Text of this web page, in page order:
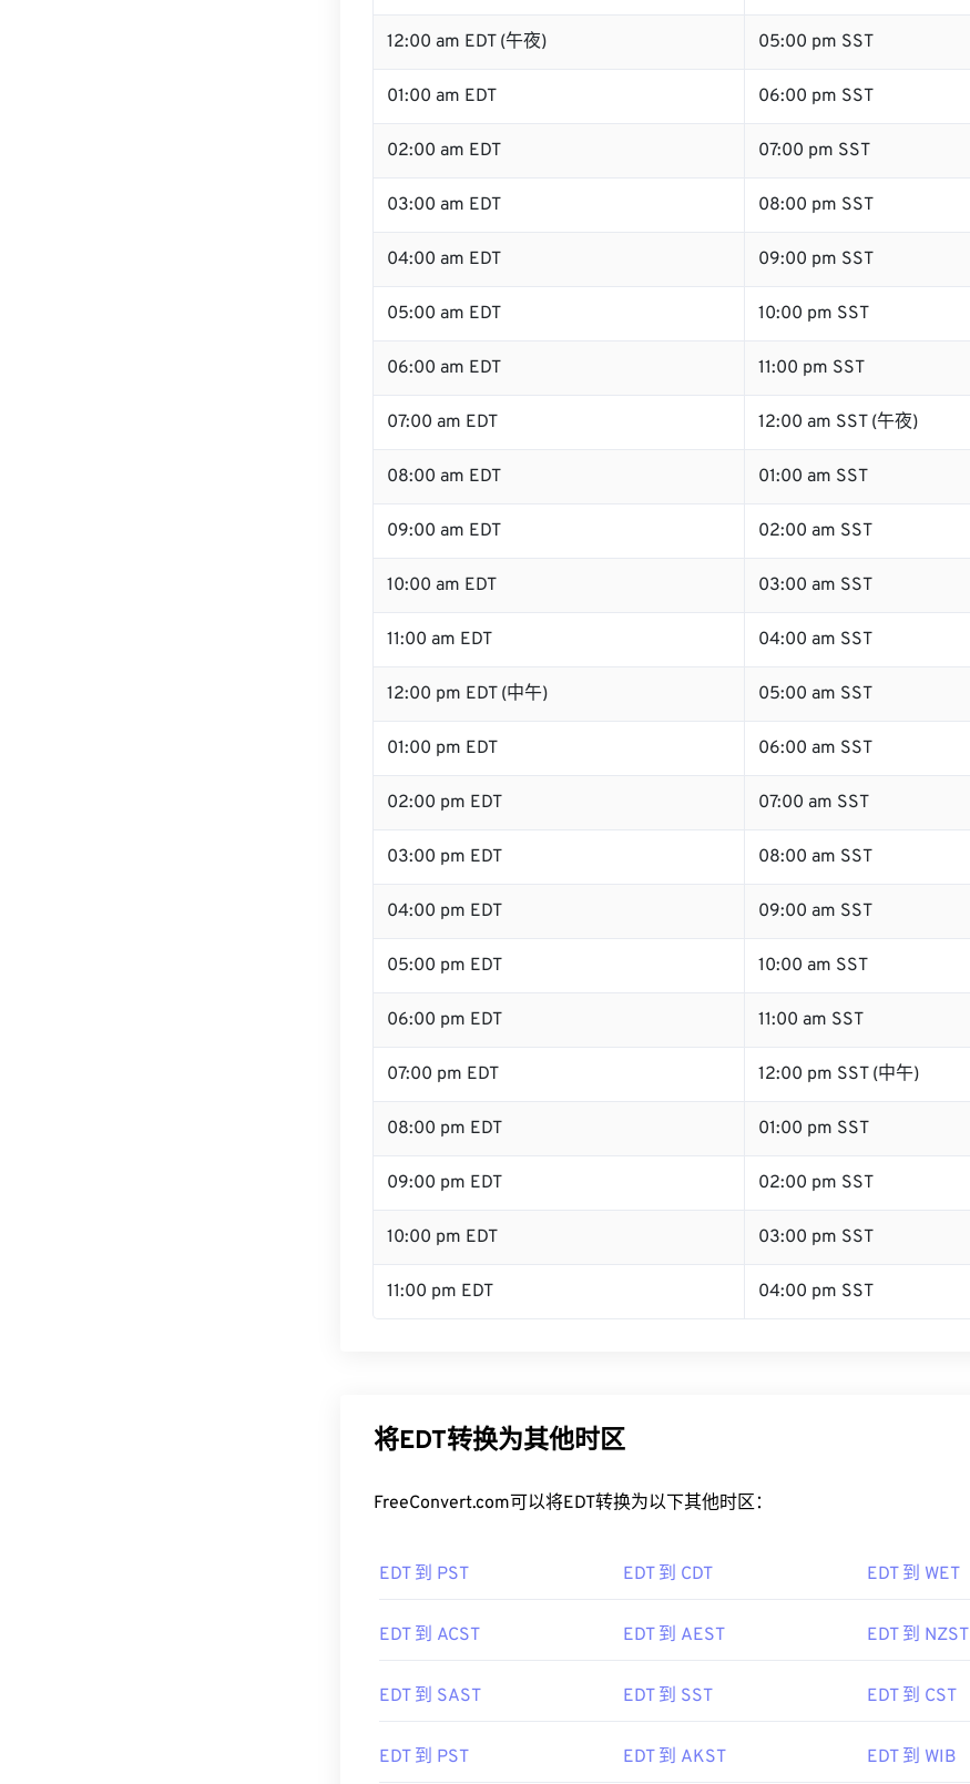
12:00 am EDT (午夜) 05:00 pm SST
01:00 am EDT 06:00 pm SST
02:00 am EDT 07:00 pm SST
03:00 am EDT 08:00 pm SST
04:00 am EDT 09:00 pm SST
05:00 am EDT 10:00 pm SST
06:00 am EDT 11:00 pm SST
07:00 am EDT 12:00 am SST (午夜)
08:00 am EDT 01:00 am SST
09:00 am EDT 02:00 am SST
10:00 am EDT 03:00 am SST
11:00 am EDT 04:00 am SST
12:00 pm EDT (中午) 05:00 am SST
01:00 pm EDT 06:00 am SST
02:00 pm EDT 07:00 am SST
03:00 pm EDT 08:00 am SST
04:00 pm EDT 09:00 am SST
05:00 pm EDT 10:00 am SST
06:00 pm EDT 11:00 am SST
07:00 pm EDT 12:00 pm SST (中午)
08:00 pm EDT 01:00 pm SST
09:00 pm EDT 02:00 pm SST
10:00 pm EDT 03:00 pm SST
11:00 pm EDT 04:00 pm SST
将EDT转换为其他时区
FreeConvert.com可以将EDT转换为以下其他时区：
EDT 到 PST EDT 到 CDT EDT 到 WET
EDT 到 ACST EDT 到 AEST EDT 到 NZST
EDT 到 SAST EDT 到 SST EDT 到 CST
EDT 到 PST EDT 到 AKST EDT 到 WIB